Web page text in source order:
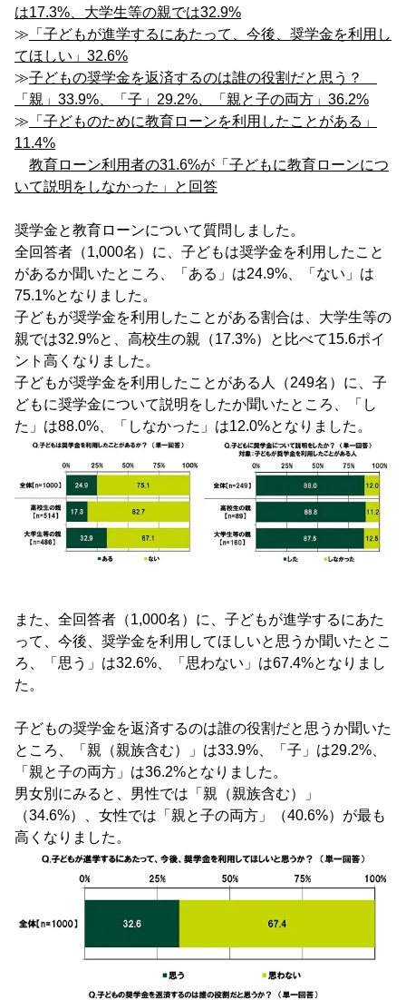
は17.3%、大学生等の親では32.9%
≫ 「子どもが進学するにあたって、今後、奨学金を利用し
てほしい」32.6%
≫子どもの奨学金を返済するのは誰の役割だと思う？
「親」33.9%、「子」29.2%、「親と子の両方」36.2%
≫ 「子どものために教育ローンを利用したことがある」
11.4%
教育ローン利用者の31.6%が「子どもに教育ローンにつ
いて説明をしなかった」と回答
奨学金と教育ローンについて質問しました。
全回答者（1,000名）に、子どもは奨学金を利用したこと
があるか聞いたところ、「ある」は24.9%、「ない」は
75.1%となりました。
子どもが奨学金を利用したことがある割合は、大学生等の
親では32.9%と、高校生の親（17.3%）と比べて15.6ポイ
ント高くなりました。
子どもが奨学金を利用したことがある人（249名）に、子
どもに奨学金について説明をしたか聞いたところ、「し
た」は88.0%、「しなかった」は12.0%となりました。
また、全回答者（1,000名）に、子どもが進学するにあた
って、今後、奨学金を利用してほしいと思うか聞いたとこ
ろ、「思う」は32.6%、「思わない」は67.4%となりまし
た。
子どもの奨学金を返済するのは誰の役割だと思うか聞いた
ところ、「親（親族含む）」は33.9%、「子」は29.2%、
「親と子の両方」は36.2%となりました。
男女別にみると、男性では「親（親族含む）」
（34.6%）、女性では「親と子の両方」（40.6%）が最も
高くなりました。